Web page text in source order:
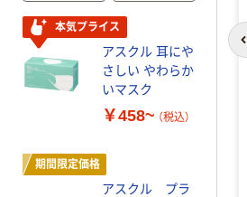
本気プライス
アスクル 耳にや
さしい やわらか
いマスク
￥458~ （税込）
期間限定価格
アスクル プラ